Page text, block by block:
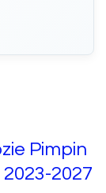
Pimpin
2027